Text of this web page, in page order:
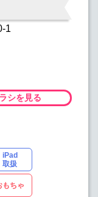
1
シを見る
iPad
取扱
もちゃ